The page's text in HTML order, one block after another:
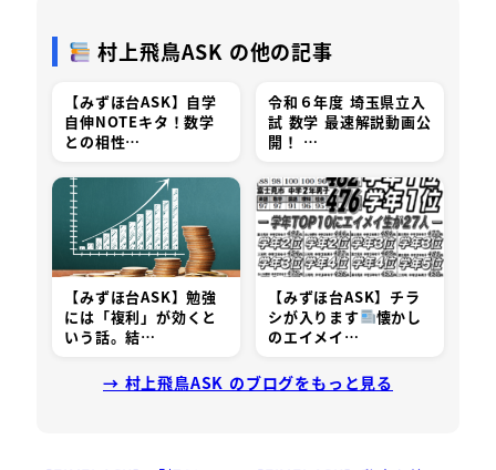
村上飛鳥ASK の他の記事
【みずほ台ASK】自学
自伸NOTEキタ！数学
との相性…
令和６年度 埼玉県立入
試 数学 最速解説動画公
開！ …
【みずほ台ASK】勉強
には「複利」が効くと
いう話。結…
【みずほ台ASK】チラ
シが入ります
懐かし
のエイメイ…
→ 村上飛鳥ASK のブログをもっと見る